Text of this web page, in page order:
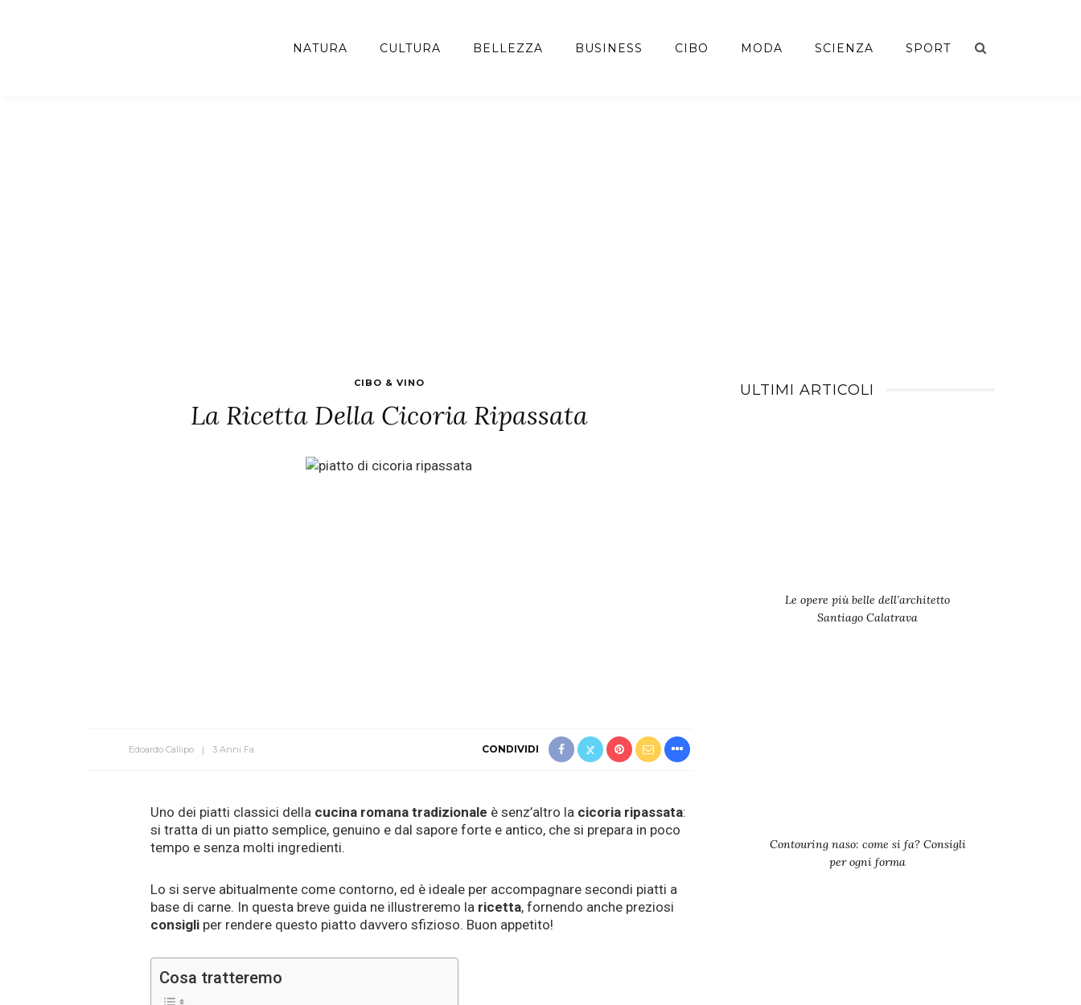
NATURA CULTURA BELLEZZA BUSINESS CIBO MODA SCIENZA SPORT
CIBO & VINO
La Ricetta Della Cicoria Ripassata
Edoardo Callipo 3 Anni Fa CONDIVIDI
Uno dei piatti classici della cucina romana tradizionale è senz’altro la cicoria ripassata:
si tratta di un piatto semplice, genuino e dal sapore forte e antico, che si prepara in poco
tempo e senza molti ingredienti.
Lo si serve abitualmente come contorno, ed è ideale per accompagnare secondi piatti a
base di carne. In questa breve guida ne illustreremo la ricetta, fornendo anche preziosi
consigli per rendere questo piatto davvero sfizioso. Buon appetito!
Cosa tratteremo
ULTIMI ARTICOLI
Le opere più belle dell’architetto
Santiago Calatrava
Contouring naso: come si fa? Consigli
per ogni forma